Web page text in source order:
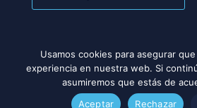
Asistenza Soluciones Ⓒ. Todos los
Usamos cookies para asegurar
experiencia en nuestra web. Si
asumiremos que estás de
Aceptar
Rechazar